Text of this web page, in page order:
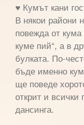
♥ Кумът кани
В някои райони
повежда от
куме пий“, а в
булката. По-
бъде именно
ще поведе
открит и всички
дансинга.